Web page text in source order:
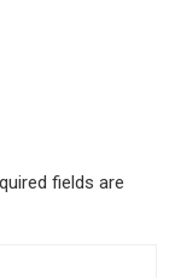
fields are